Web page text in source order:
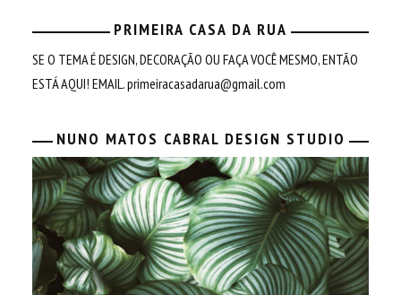
PRIMEIRA CASA DA RUA
SE O TEMA É DESIGN, DECORAÇÃO OU FAÇA VOCÊ MESMO, ENTÃO
ESTÁ AQUI! EMAIL.primeiracasadarua@gmail.com
NUNO MATOS CABRAL DESIGN STUDIO